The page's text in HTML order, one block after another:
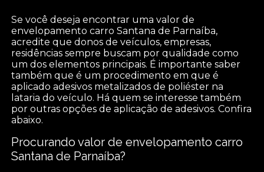
Se você deseja encontrar uma valor de
envelopamento carro Santana de Parnaíba,
acredite que donos de veículos, empresas,
residências sempre buscam por qualidade como
um dos elementos principais. É importante saber
também que é um procedimento em que é
aplicado adesivos metalizados de poliéster na
lataria do veículo. Há quem se interesse também
por outras opções de aplicação de adesivos. Confira
abaixo.
Procurando valor de envelopamento carro
Santana de Parnaíba?